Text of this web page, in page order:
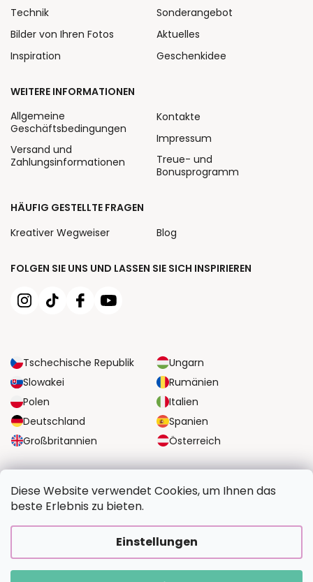
Diese Website verwendet Cookies, um Ihnen das
beste Erlebnis zu bieten.
Einstellungen
FOLGEN SIE UNS UND LASSEN SIE SICH INSPIRIEREN
Tschechische Republik
Ungarn
Slowakei
Rumänien
Polen
Italien
Deutschland
Spanien
Großbritannien
Österreich
Technik
Bilder von Ihren Fotos
Inspiration
Sonderangebot
Aktuelles
Geschenkidee
WEITERE INFORMATIONEN
Allgemeine
Geschäftsbedingungen
Versand und
Zahlungsinformationen
Kontakte
Impressum
Treue- und
Bonusprogramm
HÄUFIG GESTELLTE FRAGEN
Kreativer Wegweiser
Blog
SICHERE ZAHLUNGSOPTIONEN